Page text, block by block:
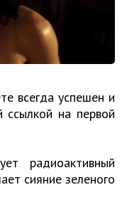
всегда успешен и
ссылкой на первой
радиоактивный
сияние зеленого